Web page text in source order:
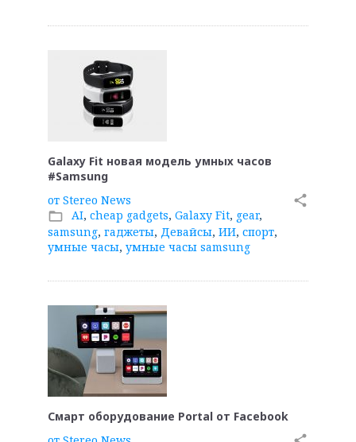
Galaxy Fit новая модель умных часов
#Samsung
от Stereo News
folder_open AI, cheap gadgets, Galaxy Fit, gear,
samsung, гаджеты, Девайсы, ИИ, спорт,
умные часы, умные часы samsung
share
Смарт оборудование Portal от Facebook